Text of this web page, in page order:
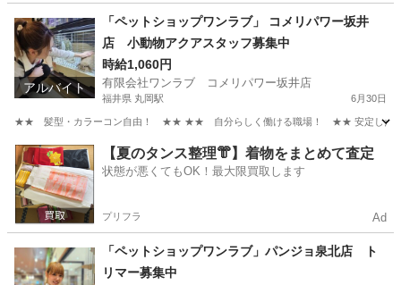
光の森駅 その他 スタッフ
アルバイト
「ペットショップワンラブ」 コメリパワー坂井
店 小動物アクアスタッフ募集中
時給1,060円
有限会社ワンラブ コメリパワー坂井店
福井県 丸岡駅 6月30日
★★ 髪型・カラーコン自由！ ★★ ★★ 自分らしく働ける職場！ ★★ 安定した会社で
福井 坂井市 丸岡駅 その他 動物
【夏のタンス整理👘】着物をまとめて査定
状態が悪くてもOK！最大限買取します
プリフラ Ad
「ペットショップワンラブ」パンジョ泉北店 ト
リマー募集中